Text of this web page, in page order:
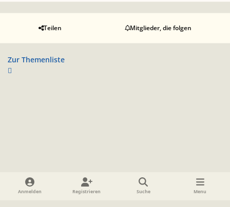
Teilen Mitglieder, die folgen
Zur Themenliste
Heller Modus
Dunkler ModusSystemeinstellung
Anmelden Registrieren Suche Menu